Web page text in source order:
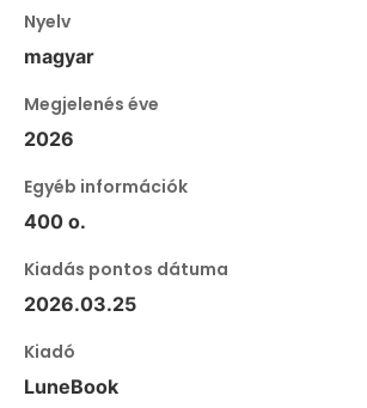
Nyelv
magyar
Megjelenés éve
2026
Egyéb információk
400 o.
Kiadás pontos dátuma
2026.03.25
Kiadó
LuneBook